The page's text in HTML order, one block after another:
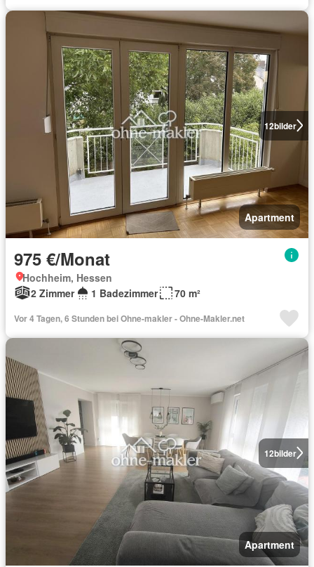
12bilder
Apartment
975 €/Monat
Hochheim, Hessen
2 Zimmer
1 Badezimmer 70 m²
Vor 4 Tagen, 6 Stunden bei Ohne-makler - Ohne-Makler.net
12bilder
Apartment